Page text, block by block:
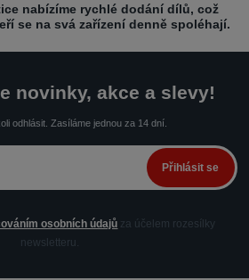
nabízíme rychlé dodání dílů, což
se na svá zařízení denně spoléhají.
novinky, akce a slevy!
odhlásit. Zasíláme jednou za 14 dní.
Přihlásit se
osobních údajů za účelem rozesílky
newsletteru.